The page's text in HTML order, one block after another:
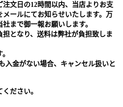
文日の12時間以内、当店よりお支
ールにてお知らせいたします。万
まで御一報お願いします。
となり、送料は弊社が負担致しま
入金がない場合、キャンセル扱いと
ださい。